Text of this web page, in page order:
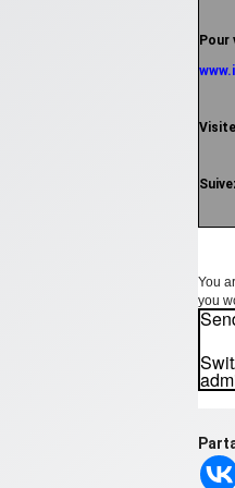
Pour
You
you